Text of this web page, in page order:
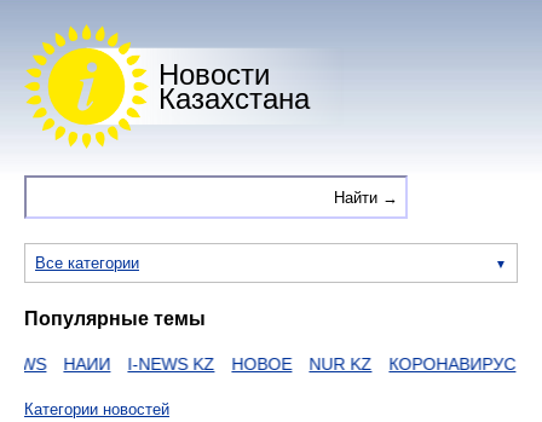
Новости
Казахстана
Все категории
Популярные темы
НАИИ I-NEWS KZ НОВОЕ NUR KZ КОРОНАВИРУС
Категории новостей